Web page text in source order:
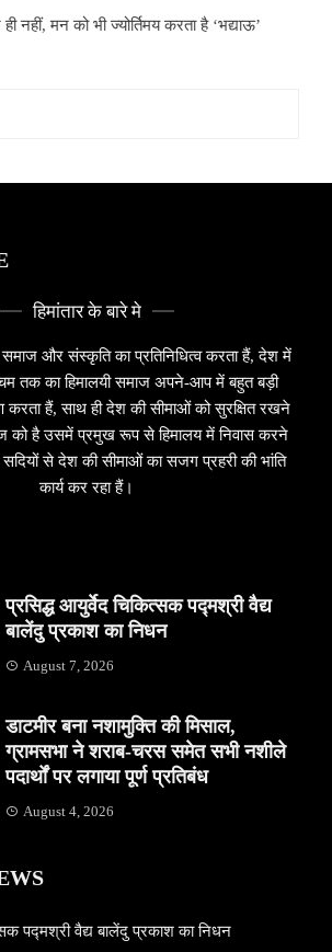
नहीं, मन को भी ज्योर्तिमय करता है ‘भद्याऊ’
हिमांतार के बारे मे
समाज और संस्कृति का प्रतिनिधित्व करता हैं, देश में
तक का हिमालयी समाज अपने-आप में बहुत बड़ी
करता हैं, साथ ही देश की सीमाओं को सुरक्षित रखने
को है उसमें प्रमुख रूप से हिमालय में निवास करने
सदियों से देश की सीमाओं का सजग प्रहरी की भांति
कार्य कर रहा हैं।
प्रसिद्ध आयुर्वेद चिकित्सक पद्मश्री वैद्य
बालेंदु प्रकाश का निधन
August 7, 2026
डाटमीर बना नशामुक्ति की मिसाल,
ग्रामसभा ने शराब-चरस समेत सभी नशीले
पदार्थों पर लगाया पूर्ण प्रतिबंध
August 4, 2026
पद्मश्री वैद्य बालेंदु प्रकाश का निधन